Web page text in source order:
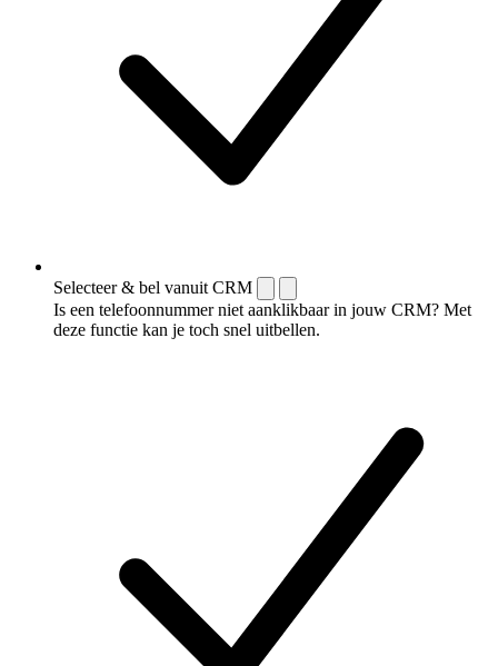
Selecteer & bel vanuit CRM
Is een telefoonnummer niet aanklikbaar in jouw CRM? Met
deze functie kan je toch snel uitbellen.